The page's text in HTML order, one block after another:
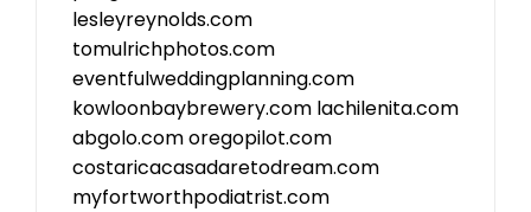
lesleyreynolds.com
tomulrichphotos.com
eventfulweddingplanning.com
kowloonbaybrewery.com lachilenita.com
abgolo.comoregopilot.com
costaricacasadaretodream.com
myfortworthpodiatrist.com